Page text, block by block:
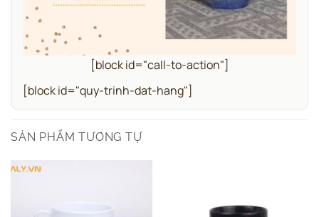
[block id="call-to-action"]
[block id="quy-trinh-dat-hang"]
SẢN PHẨM TƯƠNG TỰ